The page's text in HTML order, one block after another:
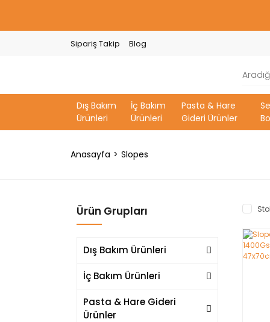
Sipariş Takip Blog
Dış Bakım
Ürünleri
İç Bakım
Ürünleri
Pasta & Hare
Gideri Ürünler
Anasayfa Slopes
Ürün Grupları
Dış Bakım Ürünleri
İç Bakım Ürünleri
Pasta & Hare Gideri
Ürünler